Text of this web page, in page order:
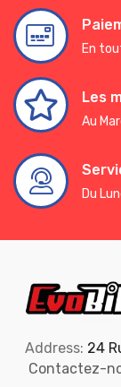
En
Les
Au
Du
Address: 24
Contactez-